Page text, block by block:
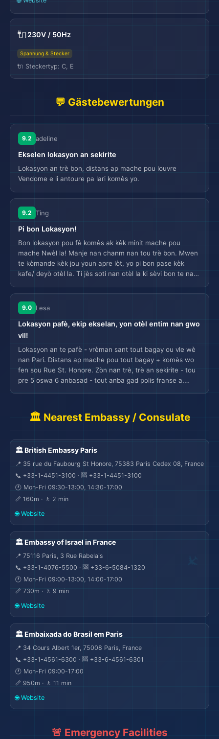
🛫
🔌230V / 50Hz
Spannung & Stecker
🔌 Steckertyp: C, E
💬 Gästebewertungen
9.2 adeline
Ekselen lokasyon an sekirite
Lokasyon an trè bon, distans ap mache pou louvre
Vendome e li antoure pa lari komès yo.
9.2 Ting
Pi bon Lokasyon!
Bon lokasyon pou fè komès ak kèk minit mache pou
mache Nwèl la! Manje nan chanm nan tou trè bon. Mwen
te kòmande kèk jou youn apre lòt, yo pi bon pase kèk
kafe/ deyò otèl la. Ti jès soti nan otèl la ki sèvi bon te nan
9.0 Lesa
Lokasyon pafè, ekip ekselan, yon otèl entim nan gwo
vil!
Lokasyon an te pafè - vrèman sant tout bagay ou vle wè
nan Pari. Distans ap mache pou tout bagay + komès wo
fen sou Rue St. Honore. Zòn nan trè, trè an sekirite - tou
pre 5 oswa 6 anbasad - tout anba gad polis franse a.
pi bon repa mwen te genyen pandan vizit nou nan Pari.
Yon otèl entènasyonal ki renmen sansibilite kiltirèl li yo. Wi,
santi tankou yon ti otèl boutik. Gen konstriksyon sou lari a
men yo pa ka kontwole sa.
🏛️ Nearest Embassy / Consulate
🏛️ British Embassy Paris
📍 35 rue du Faubourg St Honore, 75383 Paris Cedex 08, France
📞 +33-1-4451-3100 · 🆘 +33-1-4451-3100
🕐 Mon-Fri 09:30-13:00, 14:30-17:00
📏 160m · 🚶 2 min
🌐 Website
🏛️ Embassy of Israel in France
📍 75116 Paris, 3 Rue Rabelais
📞 +33-1-4076-5500 · 🆘 +33-6-5084-1320
🕐 Mon-Fri 09:00-13:00, 14:00-17:00
📏 730m · 🚶 9 min
🌐 Website
🏛️ Embaixada do Brasil em Paris
📍 34 Cours Albert 1er, 75008 Paris, France
📞 +33-1-4561-6300 · 🆘 +33-6-4561-6301
🕐 Mon-Fri 09:00-17:00
📏 950m · 🚶 11 min
🌐 Website
🚨 Emergency Facilities